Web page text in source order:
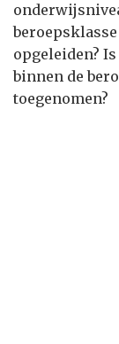
opgeleiden?
binnen de
toegenomen?